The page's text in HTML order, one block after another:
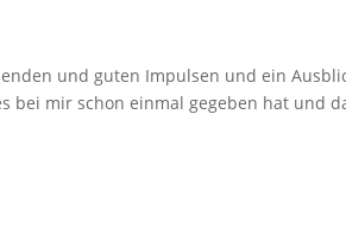
und guten Impulsen und ein
bei mir schon einmal gegeben hat und